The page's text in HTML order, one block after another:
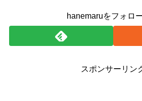
hanemaruをフォロ
スポンサーリン